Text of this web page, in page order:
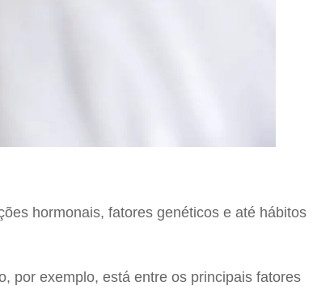
hormonais, fatores genéticos e até hábitos
por exemplo, está entre os principais fatores